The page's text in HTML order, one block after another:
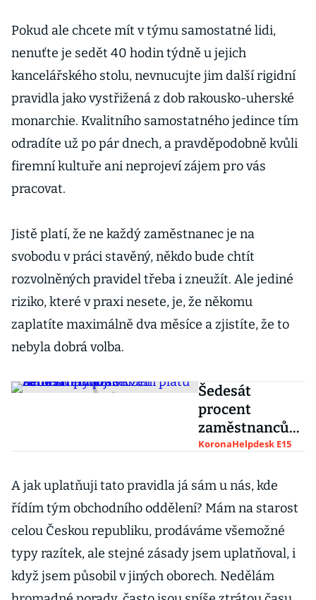
Pokud ale chcete mít v týmu samostatné lidi,
nenuťte je sedět 40 hodin týdně u jejich
kancelářského stolu, nevnucujte jim další rigidní
pravidla jako vystřižená z dob rakousko-uherské
monarchie. Kvalitního samostatného jedince tím
odradíte už po pár dnech, a pravděpodobně kvůli
firemní kultuře ani neprojeví zájem pro vás
pracovat.
Jistě platí, že ne každý zaměstnanec je na
svobodu v práci stavěný, někdo bude chtít
rozvolněných pravidel třeba i zneužít. Ale jediné
riziko, které v praxi nesete, je, že někomu
zaplatíte maximálně dva měsíce a zjistíte, že to
nebyla dobrá volba.
Šedesát
procent
zaměstnanců
se kvůli
snížení platu
nebo ztráty
KoronaHelpdesk E15
A jak uplatňuji tato pravidla já sám u nás, kde
řídím tým obchodního oddělení? Mám na starost
celou Českou republiku, prodáváme všemožné
typy razítek, ale stejné zásady jsem uplatňoval, i
když jsem působil v jiných oborech. Nedělám